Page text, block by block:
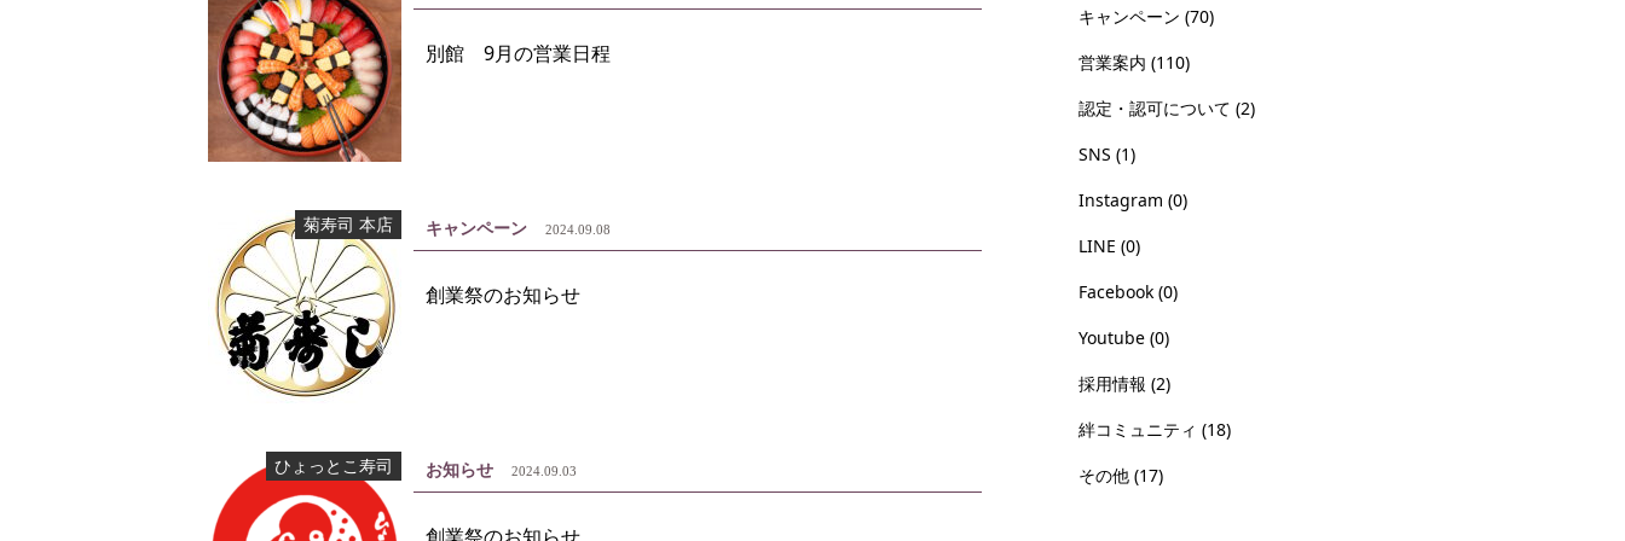
別館 9月の営業日程
菊寿司 本店 キャンペーン 2024.09.08
創業祭のお知らせ
ひょっとこ寿司 お知らせ 2024.09.03
キャンペーン (70)
営業案内 (110)
認定・認可について (2)
SNS (1)
Instagram (0)
LINE (0)
Facebook (0)
Youtube (0)
採用情報 (2)
絆コミュニティ (18)
その他 (17)